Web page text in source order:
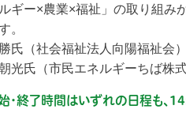
ギー×農業×福祉」の取り組み
。
氏（社会福祉法人向陽福祉会）
光氏（市民エネルギーちば株式
終了時間はいずれの日程も、